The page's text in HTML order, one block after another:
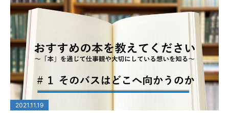
2021.11.19